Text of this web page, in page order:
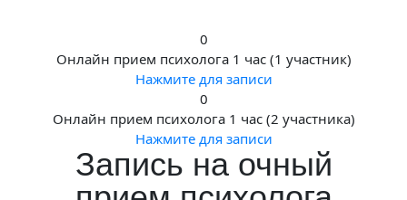
0
Онлайн прием психолога 1 час (1 участник)
Нажмите для записи
0
Онлайн прием психолога 1 час (2 участника)
Нажмите для записи
Запись на очный